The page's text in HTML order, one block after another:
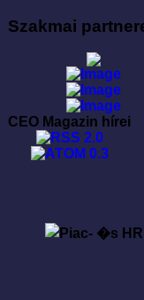
Szakmai
CEO Magazin hírei